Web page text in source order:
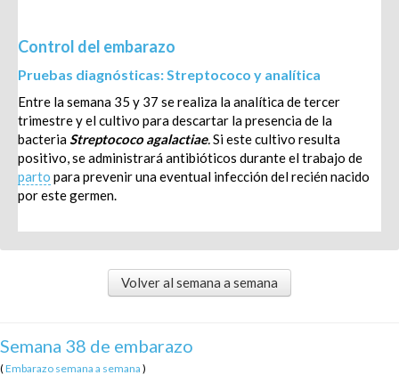
Control del embarazo
Pruebas diagnósticas: Streptococo y analítica
Entre la semana 35 y 37 se realiza la analítica de tercer
trimestre y el cultivo para descartar la presencia de la
bacteriaStreptococo agalactiae.Si este cultivo resulta
positivo, se administrará antibióticos durante el trabajo de
parto para prevenir una eventual infección del recién nacido
por este germen.
Volver al semana a semana
Semana 38 de embarazo
(Embarazo semana a semana )